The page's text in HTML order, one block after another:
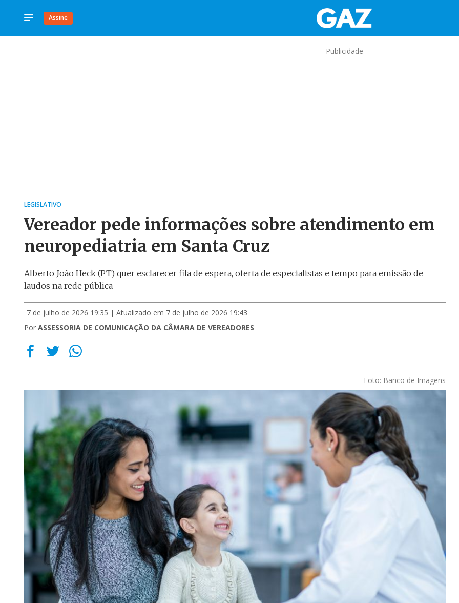
Assine
Publicidade
LEGISLATIVO
Vereador pede informações sobre atendimento em
neuropediatria em Santa Cruz
Alberto João Heck (PT) quer esclarecer fila de espera, oferta de especialistas e tempo para emissão de
laudos na rede pública
7 de julho de 2026 19:35 | Atualizado em 7 de julho de 2026 19:43
Por ASSESSORIA DE COMUNICAÇÃO DA CÂMARA DE VEREADORES
Foto: Banco de Imagens